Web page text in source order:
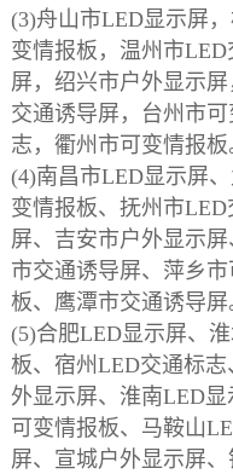
(3)舟山市LED显示屏
变情报板，温州市
屏，绍兴市户外显示
交通诱导屏，台州市
志，衢州市可变情报板
(4)南昌市LED显示屏
变情报板、抚州市
屏、吉安市户外显示
市交通诱导屏、萍乡
板、鹰潭市交通诱导屏
(5)合肥LED显示屏、
板、宿州LED交通标
外显示屏、淮南LED
可变情报板、马鞍山
屏、宣城户外显示屏